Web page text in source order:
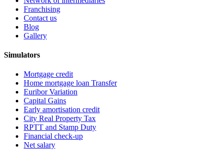
Franchising
Contact us
Blog
Gallery
Simulators
Mortgage credit
Home mortgage loan Transfer
Euribor Variation
Capital Gains
Early amortisation credit
City Real Property Tax
RPTT and Stamp Duty
Financial check-up
Net salary